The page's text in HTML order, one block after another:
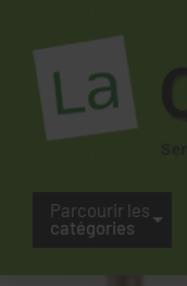
Parcourir les
catégories